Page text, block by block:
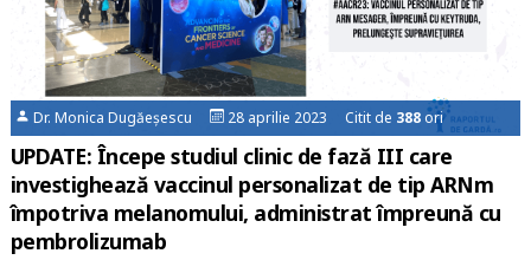
Dr. Monica Dugăeșescu 28 aprilie 2023 Citit de 388 ori
UPDATE: Începe studiul clinic de fază III care
investighează vaccinul personalizat de tip ARNm
împotriva melanomului, administrat împreună cu
pembrolizumab